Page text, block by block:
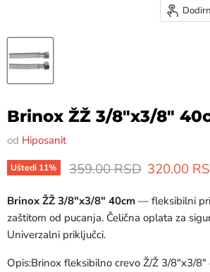
Brinox ŽŽ 3/8"x3/8"
od Hiposanit
Uštedi 11% Originalna cena
359.00 RSD Trenutna
320.00
Brinox ŽŽ 3/8"x3/8" 40cm — fleksibilni
zaštitom od pucanja. Čelična oplata za
Univerzalni priključci.
Opis:Brinox fleksibilno crevo Ž/Ž 3/8"x3/